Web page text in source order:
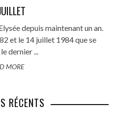
depuis maintenant un an.
et le 14 juillet 1984 que se
dernier ...
MORE
RÉCENTS